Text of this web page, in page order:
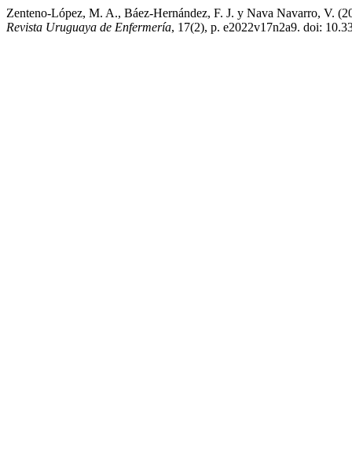
Zenteno-López, M. A., Báez-Hernández, F. J. y Nava Navarro, V.
Revista Uruguaya de Enfermería, 17(2), p. e2022v17n2a9. doi: